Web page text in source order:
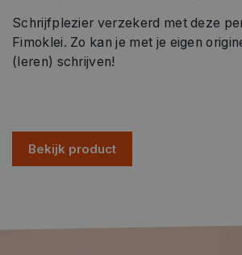
Schrijfplezier verzekerd met deze
Fimoklei. Zo kan je met je eigen
(leren) schrijven!
Bekijk product